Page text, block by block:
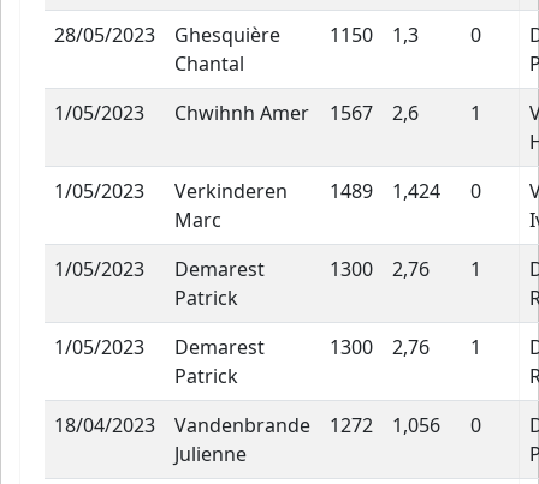
28/05/2023
Ghesquière
Chantal
1150 1,3 0
1/05/2023
Chwihnh Amer 1567 2,6 1
1/05/2023
Verkinderen
Marc
1489 1,424 0
1/05/2023
Demarest
Patrick
1300 2,76 1
1/05/2023
Demarest
Patrick
1300 2,76 1
18/04/2023
Vandenbrande
Julienne
1272 1,056 0